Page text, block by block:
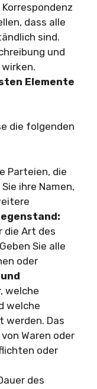
Korrespondenz
dass alle
sind.
und
Elemente
die folgenden
Parteien, die
ihre Namen,
die Art des
Sie alle
oder
welche
welche
werden. Das
Waren oder
oder
des